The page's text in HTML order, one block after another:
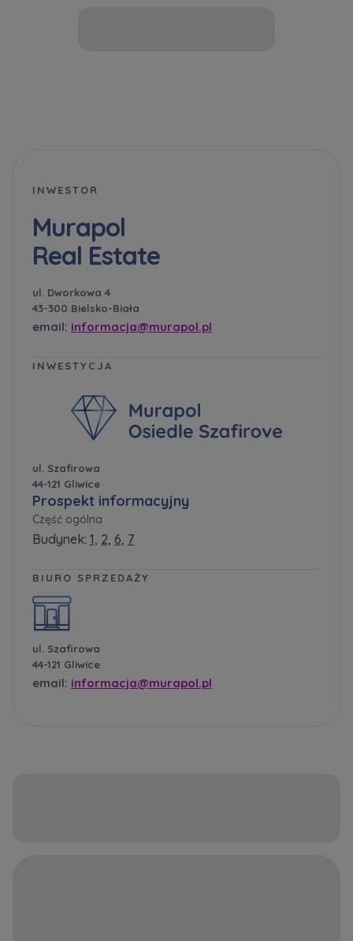
INWESTOR
Murapol
Real Estate
ul. Dworkowa 4
43-300 Bielsko-Biała
email: informacja@murapol.pl
INWESTYCJA
ul. Szafirowa
44-121 Gliwice
Prospekt informacyjny
Część ogólna
Budynek: 1, 2, 6, 7
BIURO SPRZEDAŻY
ul. Szafirowa
44-121 Gliwice
email: informacja@murapol.pl